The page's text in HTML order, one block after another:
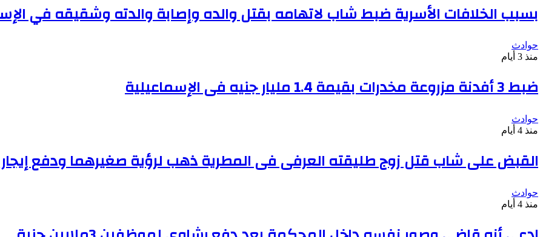
بسبب الخلافات الأسرية ضبط شاب لاتهامه بقتل والده وإصابة والدته وشقيقه في
حوادث
منذ 3 أيام
ضبط 3 أفدنة مزروعة مخدرات بقيمة 1.4 مليار جنيه فى الإسماعيلية
حوادث
منذ 4 أيام
القبض على شاب قتل زوج طليقته العرفى فى المطرية ذهب لرؤية صغيرهما ودفع
حوادث
منذ 4 أيام